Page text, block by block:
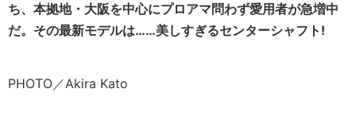
ち、本拠地・大阪を中心にプロアマ問わず愛用者が急増中
だ。その最新モデルは……美しすぎるセンターシャフト!
PHOTO／Akira Kato